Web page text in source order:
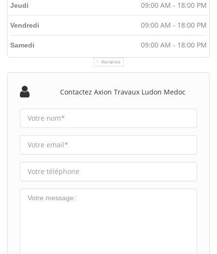
Horaires
Jeudi 09:00 AM - 18:00 PM
Vendredi 09:00 AM - 18:00 PM
Samedi 09:00 AM - 18:00 PM
Contactez Axion Travaux Ludon Medoc